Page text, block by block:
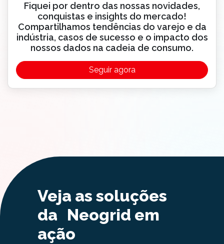
Fiquei por dentro das nossas novidades,
conquistas e insights do mercado!
Compartilhamos tendências do varejo e da
indústria, casos de sucesso e o impacto dos
nossos dados na cadeia de consumo.
Seguir agora
Veja as soluções
da Neogrid em
ação